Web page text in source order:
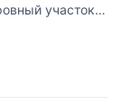
участок,